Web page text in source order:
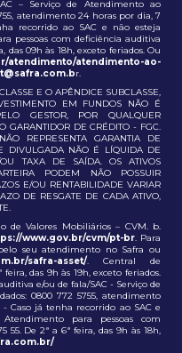
– Serviço de Atendimento ao
atendimento 24 horas por dia, 7
recorrido ao SAC e não esteja
pessoas com deficiência auditiva
das 09h às 18h, exceto feriados. Ou
atendimento/atendimento-ao-
r.
E O APÊNDICE SUBCLASSE,
EM FUNDOS NÃO É
GESTOR, POR QUALQUER
GARANTIDOR DE CRÉDITO - FGC.
REPRESENTA GARANTIA DE
DIVULGADA NÃO É LÍQUIDA DE
TAXA DE SAÍDA. OS ATIVOS
PODEM NÃO POSSUIR
E/OU RENTABILIDADE VARIAR
DE RESGATE DE CADA ATIVO,
de Valores Mobiliários – CVM. b.
www.gov.br/cvm/pt-br. Para
seu atendimento no Safra ou
safra-asset/. Central de
das 9h às 19h, exceto feriados.
e/ou de fala/SAC - Serviço de
0800 772 5755, atendimento
Caso já tenha recorrido ao SAC e
para pessoas com
De 2ª a 6ª feira, das 9h às 18h,